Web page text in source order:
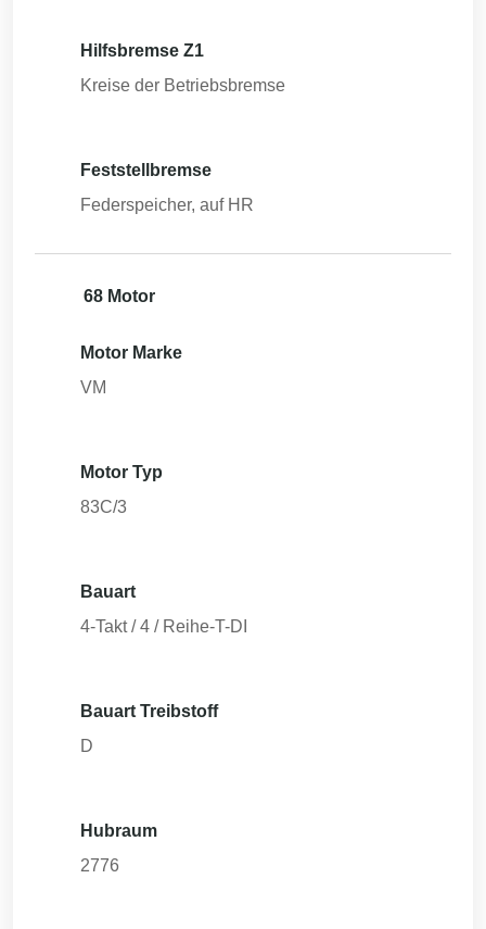
Hilfsbremse Z1
Kreise der Betriebsbremse
Feststellbremse
Federspeicher, auf HR
68 Motor
Motor Marke
VM
Motor Typ
83C/3
Bauart
4-Takt / 4 / Reihe-T-DI
Bauart Treibstoff
D
Hubraum
2776